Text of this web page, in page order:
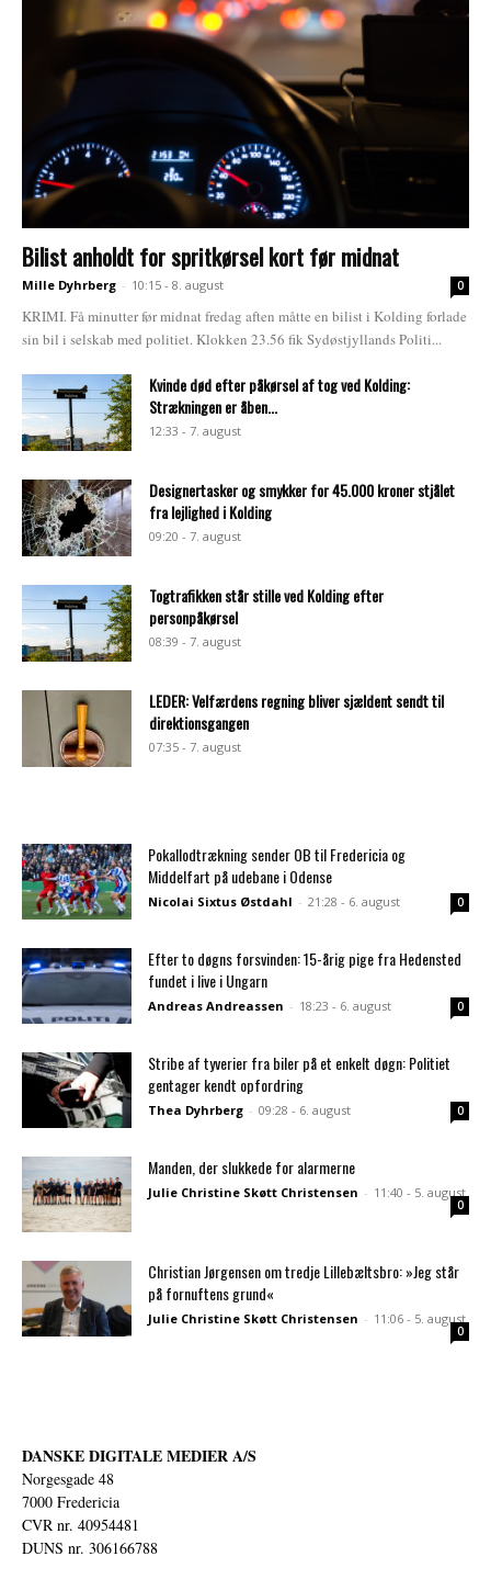
Bilist anholdt for spritkørsel kort før midnat
Mille Dyhrberg - 10:15 - 8. august 0
KRIMI. Få minutter før midnat fredag aften måtte en bilist i Kolding forlade
sin bil i selskab med politiet. Klokken 23.56 fik Sydøstjyllands Politi...
Kvinde død efter påkørsel af tog ved Kolding:
Strækningen er åben...
12:33 - 7. august
Designertasker og smykker for 45.000 kroner stjålet
fra lejlighed i Kolding
09:20 - 7. august
Togtrafikken står stille ved Kolding efter
personpåkørsel
08:39 - 7. august
LEDER: Velfærdens regning bliver sjældent sendt til
direktionsgangen
07:35 - 7. august
Pokallodtrækning sender OB til Fredericia og
Middelfart på udebane i Odense
Nicolai Sixtus Østdahl - 21:28 - 6. august 0
Efter to døgns forsvinden: 15-årig pige fra Hedensted
fundet i live i Ungarn
Andreas Andreassen - 18:23 - 6. august 0
Stribe af tyverier fra biler på et enkelt døgn: Politiet
gentager kendt opfordring
Thea Dyhrberg - 09:28 - 6. august 0
Manden, der slukkede for alarmerne
Julie Christine Skøtt Christensen - 11:40 - 5. august
0
Christian Jørgensen om tredje Lillebæltsbro: »Jeg står
på fornuftens grund«
Julie Christine Skøtt Christensen - 11:06 - 5. august
0
DANSKE DIGITALE MEDIER A/S
Norgesgade 48
7000 Fredericia
CVR nr. 40954481
DUNS nr. 306166788